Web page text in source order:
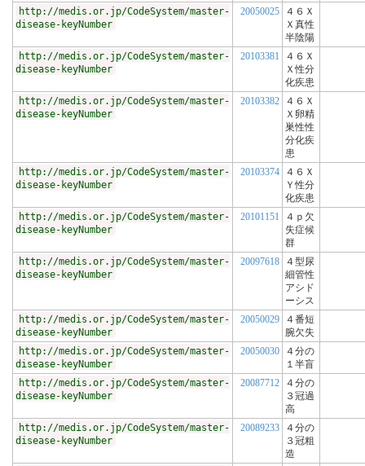
http://medis.or.jp/CodeSystem/master-
disease-keyNumber
20050025
４６Ｘ
Ｘ真性
半陰陽
http://medis.or.jp/CodeSystem/master-
disease-keyNumber
20103381
４６Ｘ
Ｘ性分
化疾患
http://medis.or.jp/CodeSystem/master-
disease-keyNumber
20103382
４６Ｘ
Ｘ卵精
巣性性
分化疾
患
http://medis.or.jp/CodeSystem/master-
disease-keyNumber
20103374
４６Ｘ
Ｙ性分
化疾患
http://medis.or.jp/CodeSystem/master-
disease-keyNumber
20101151
４ｐ欠
失症候
群
http://medis.or.jp/CodeSystem/master-
disease-keyNumber
20097618
４型尿
細管性
アシド
ーシス
http://medis.or.jp/CodeSystem/master-
disease-keyNumber
20050029
４番短
腕欠失
http://medis.or.jp/CodeSystem/master-
disease-keyNumber
20050030
４分の
１半盲
http://medis.or.jp/CodeSystem/master-
disease-keyNumber
20087712
４分の
３冠過
高
http://medis.or.jp/CodeSystem/master-
disease-keyNumber
20089233
４分の
３冠粗
造